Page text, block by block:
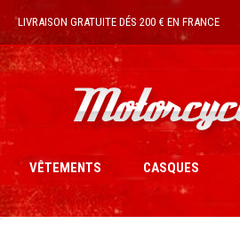
LIVRAISON GRATUITE DÉS 200 € EN FRANCE
VÊTEMENTS CASQUES